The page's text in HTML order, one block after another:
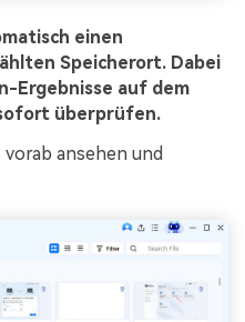
einen
Speicherort. Dabei
Ergebnisse auf dem
überprüfen.
ansehen und